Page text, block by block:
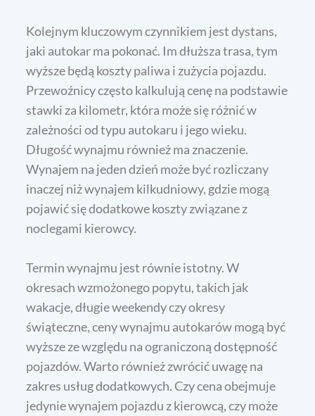
Kolejnym kluczowym czynnikiem jest dystans,
jaki autokar ma pokonać. Im dłuższa trasa, tym
wyższe będą koszty paliwa i zużycia pojazdu.
Przewoźnicy często kalkulują cenę na podstawie
stawki za kilometr, która może się różnić w
zależności od typu autokaru i jego wieku.
Długość wynajmu również ma znaczenie.
Wynajem na jeden dzień może być rozliczany
inaczej niż wynajem kilkudniowy, gdzie mogą
pojawić się dodatkowe koszty związane z
noclegami kierowcy.
Termin wynajmu jest równie istotny. W
okresach wzmożonego popytu, takich jak
wakacje, długie weekendy czy okresy
świąteczne, ceny wynajmu autokarów mogą być
wyższe ze względu na ograniczoną dostępność
pojazdów. Warto również zwrócić uwagę na
zakres usług dodatkowych. Czy cena obejmuje
jedynie wynajem pojazdu z kierowcą, czy może